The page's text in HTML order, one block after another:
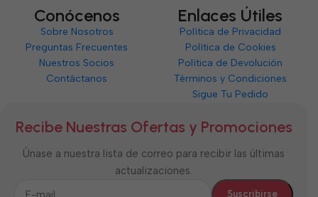
Conócenos
Sobre Nosotros
Preguntas Frecuentes
Nuestros Socios
Contáctanos
Enlaces Útiles
Política de Privacidad
Política de Cookies
Política de Devolución
Términos y Condiciones
Sigue Tu Pedido
Recibe Nuestras Ofertas y Promociones
Únase a nuestra lista de correo para recibir las últimas
actualizaciones.